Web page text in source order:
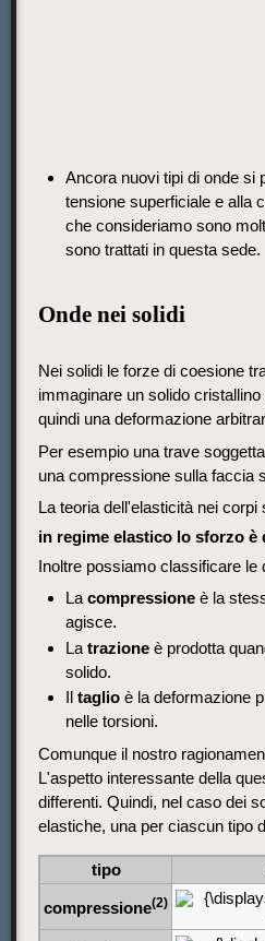
Ancora nuovi tipi di onde si
tensione superficiale e alla
che consideriamo sono
sono trattati in questa sede.
Onde nei solidi
Nei solidi le forze di coesione
immaginare un solido
quindi una deformazione
Per esempio una trave
una compressione sulla faccia
La teoria dell'elasticità nei
in regime elastico lo sforzo
Inoltre possiamo classificare le
La compressioneè la
agisce.
La trazioneè prodotta
solido.
taglioè la deformazione
nelle torsioni.
Comunque il nostro
L'aspetto interessante della
differenti. Quindi, nel caso dei
elastiche, una per ciascun tipo
tipo
compressione(2)